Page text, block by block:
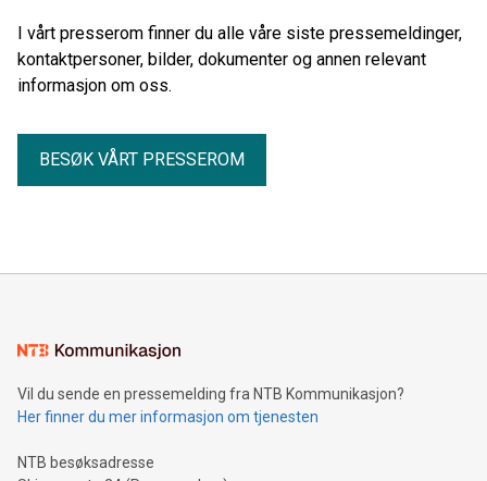
I vårt presserom finner du alle våre siste pressemeldinger,
kontaktpersoner, bilder, dokumenter og annen relevant
informasjon om oss.
BESØK VÅRT PRESSEROM
Vil du sende en pressemelding fra NTB Kommunikasjon?
Her finner du mer informasjon om tjenesten
NTB besøksadresse